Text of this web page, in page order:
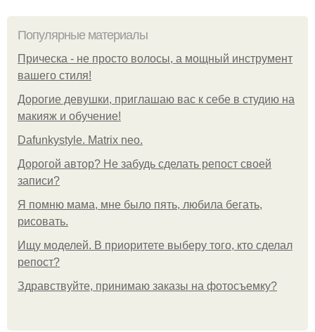
Популярные материалы
Прическа - не просто волосы, а мощный инструмент
вашего стиля!
Дорогие девушки, приглашаю вас к себе в студию на
макияж и обучение!
Dafunkystyle. Matrix neo.
Дорогой автор? Не забудь сделать репост своей
записи?
Я помню мама, мне было пять, любила бегать,
рисовать.
Ищу моделей. В приоритете выберу того, кто сделал
репост?
Здравствуйте, принимаю заказы на фотосъемку?